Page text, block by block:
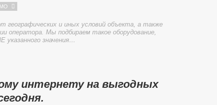
географических и иных условий объекта, а также
оператора. Мы подбираем такое оборудование,
значения…
интернету на выгодных